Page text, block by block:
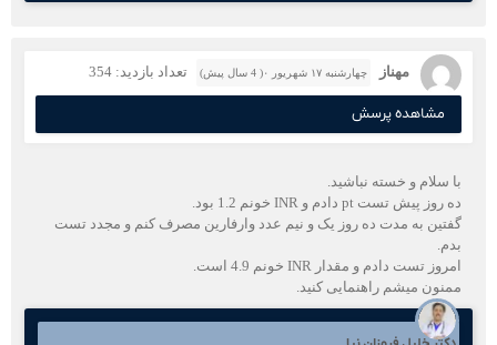
مهناز چهارشنبه ۱۷ شهریور ۰( 4 سال پیش) تعداد بازدید: 354
مشاهده پرسش
با سلام و خسته نباشید.
ده روز پیش تست pt دادم و INR خونم 1.2 بود.
گفتین به مدت ده روز یک و نیم عدد وارفارین مصرف کنم و مجدد تست
بدم.
امروز تست دادم و مقدار INR خونم 4.9 است.
ممنون میشم راهنمایی کنید.